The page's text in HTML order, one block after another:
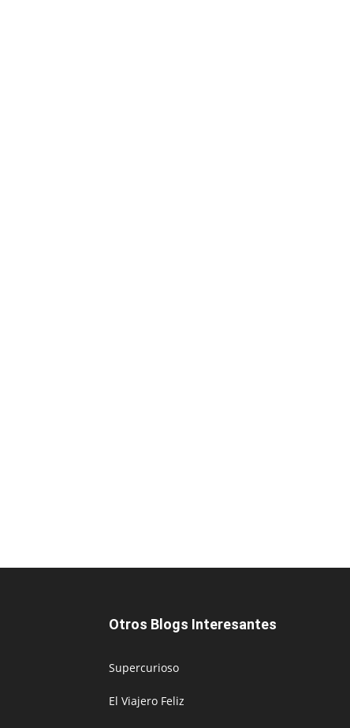
Otros Blogs Interesantes
Supercurioso
El Viajero Feliz